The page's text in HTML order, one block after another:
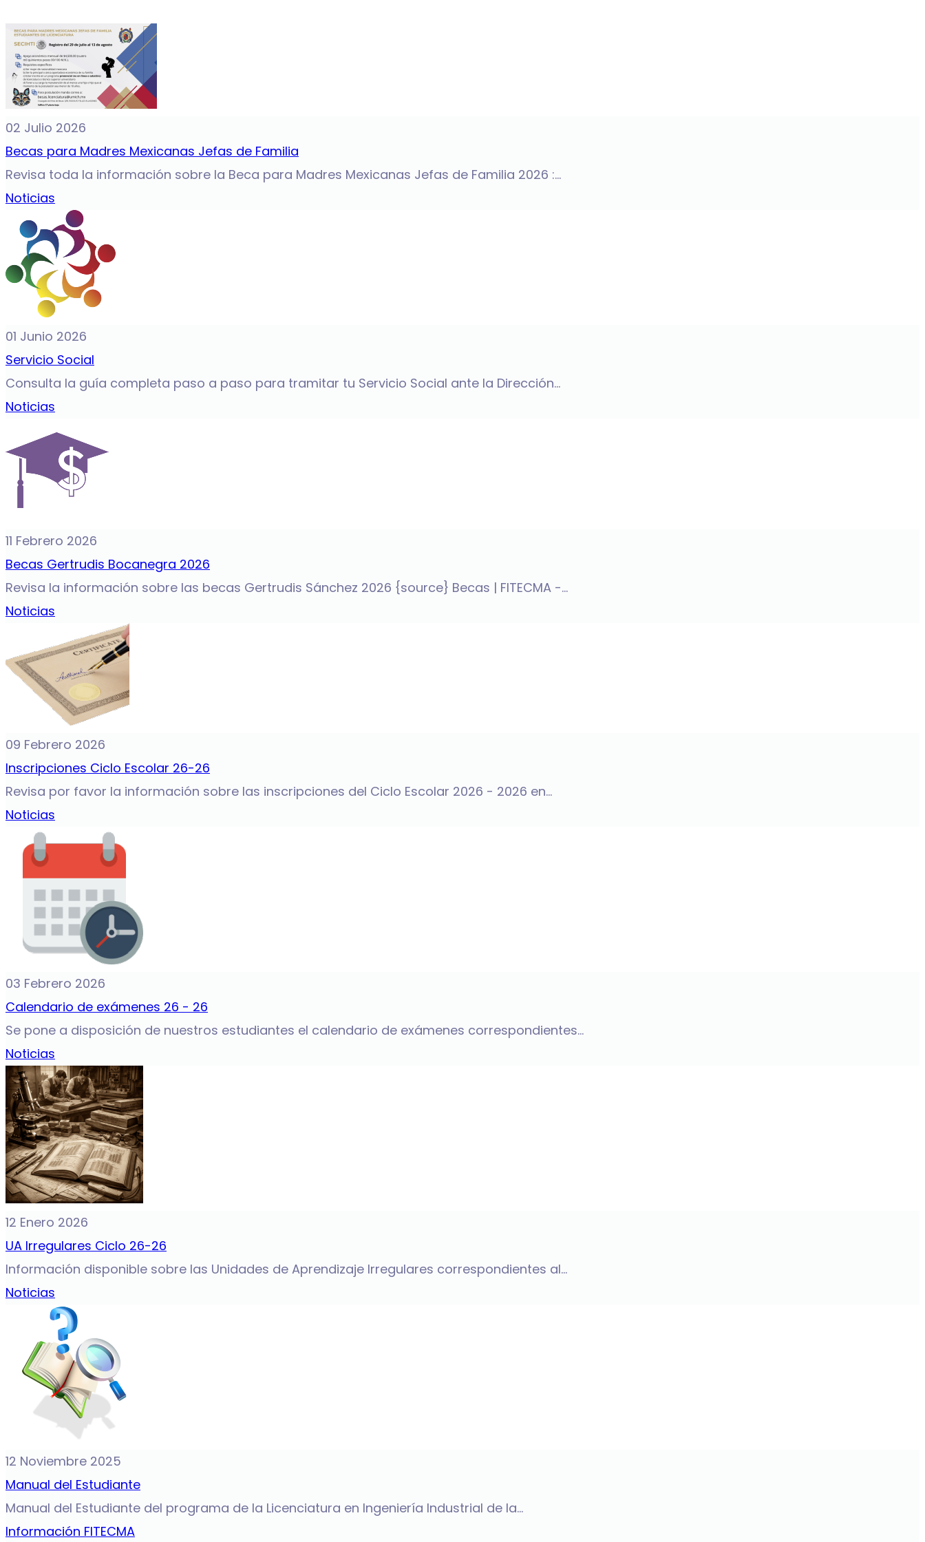
02 Julio 2026
Becas para Madres Mexicanas Jefas de Familia
Revisa toda la información sobre la Beca para Madres Mexicanas Jefas de Familia 2026 :...
Noticias
01 Junio 2026
Servicio Social
Consulta la guía completa paso a paso para tramitar tu Servicio Social ante la Dirección...
Noticias
11 Febrero 2026
Becas Gertrudis Bocanegra 2026
Revisa la información sobre las becas Gertrudis Sánchez 2026 {source} Becas | FITECMA -...
Noticias
09 Febrero 2026
Inscripciones Ciclo Escolar 26-26
Revisa por favor la información sobre las inscripciones del Ciclo Escolar 2026 - 2026 en...
Noticias
03 Febrero 2026
Calendario de exámenes 26 - 26
Se pone a disposición de nuestros estudiantes el calendario de exámenes correspondientes...
Noticias
12 Enero 2026
UA Irregulares Ciclo 26-26
Información disponible sobre las Unidades de Aprendizaje Irregulares correspondientes al...
Noticias
12 Noviembre 2025
Manual del Estudiante
Manual del Estudiante del programa de la Licenciatura en Ingeniería Industrial de la...
Información FITECMA